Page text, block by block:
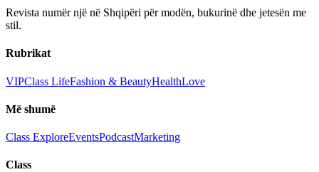
Revista numër një në Shqipëri për modën, bukurinë dhe jetesën me
stil.
Rubrikat
VIPClass LifeFashion & BeautyHealthLove
Më shumë
Class ExploreEventsPodcastMarketing
Class